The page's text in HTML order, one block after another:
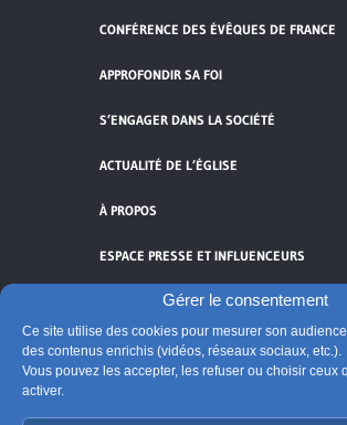
Gérer le consentement
Ce site utilise des cookies pour mesurer son
des contenus enrichis (vidéos, réseaux sociaux, etc.).
Vous pouvez les accepter, les refuser ou choisir ceux
activer.
CONFÉRENCE DES ÉVÊQUES DE FRANCE
APPROFONDIR SA FOI
S’ENGAGER DANS LA SOCIÉTÉ
ACTUALITÉ DE L’ÉGLISE
À PROPOS
ESPACE PRESSE ET INFLUENCEURS
Cliquez pour accepter les